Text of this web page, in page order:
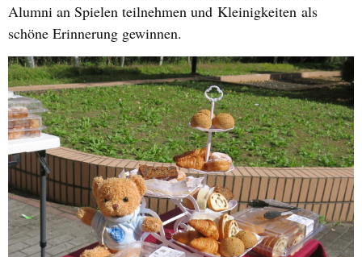
Alumni an Spielen teilnehmen und Kleinigkeiten als
schöne Erinnerung gewinnen.